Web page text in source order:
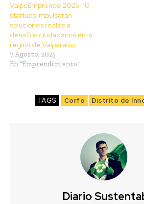
ValpoEmprende 2025: 10
startups impulsarán
soluciones reales a
desafíos ciudadanos en la
región de Valparaíso
7 Agosto, 2025
En "Emprendimiento"
TAGS Corfo Distrito de
Diario